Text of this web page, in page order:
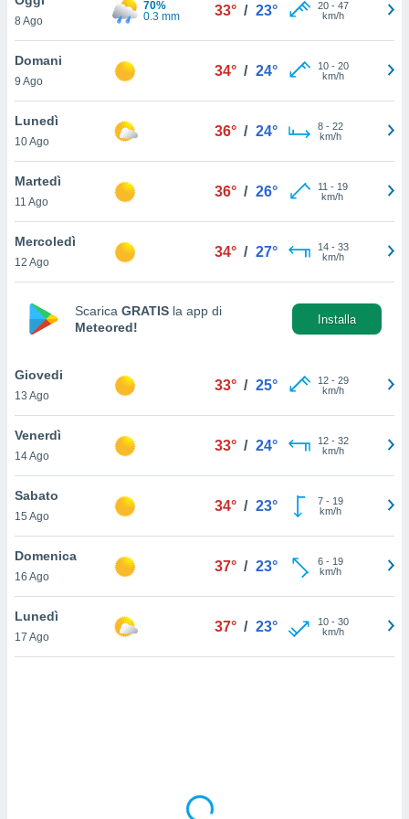
è
al sito
di
ci
di
il
un
la
nella
cookie
il tuo
in
a piè
del
8 Ago
70%
0.3 mm
33° / 23° 20- 47
km/h
Domani
9 Ago
34° / 24° 10- 20
km/h
Lunedì
10 Ago
36° / 24° 8- 22
km/h
Martedì
11 Ago
36° / 26° 11 - 19
km/h
Mercoledì
12 Ago
34° / 27° 14- 33
km/h
Scarica GRATIS la app di
Meteored!
Installa
Giovedi
13 Ago
33° / 25° 12- 29
km/h
Venerdì
14 Ago
33° / 24° 12- 32
km/h
Sabato
15 Ago
34° / 23° 7- 19
km/h
Domenica
16 Ago
37° / 23° 6- 19
km/h
Lunedì
17 Ago
37° / 23° 10- 30
km/h